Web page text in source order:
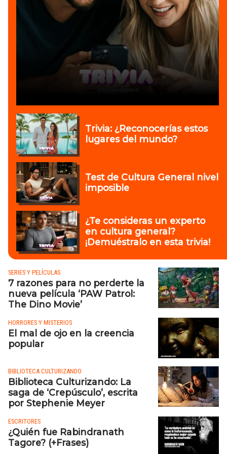
SERIES Y PELÍCULAS
7 razones para no perderte la
nueva película ‘PAW Patrol:
The Dino Movie’
HORRORES Y MISTERIOS
El mal de ojo en la creencia
popular
BIBLIOTECA CULTURIZANDO
Biblioteca Culturizando: La
saga de ‘Crepúsculo’, escrita
por Stephenie Meyer
ESCRITORES
¿Quién fue Rabindranath
Tagore? (+Frases)
Trivia: ¿Reconocerías estos
lugares del mundo?
Test de Cultura General nivel
imposible
¿Te consideras un experto
en cultura general?
¡Demuéstralo en esta trivia!